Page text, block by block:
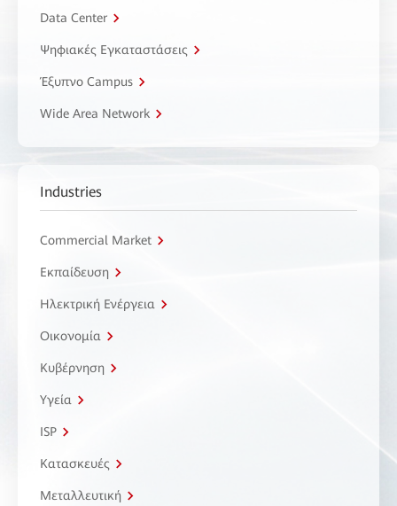
Data Center
Ψηφιακές Εγκαταστάσεις
Έξυπνο Campus
Wide Area Network
Industries
Commercial Market
Εκπαίδευση
Ηλεκτρική Ενέργεια
Οικονομία
Κυβέρνηση
Υγεία
ISP
Κατασκευές
Μεταλλευτική